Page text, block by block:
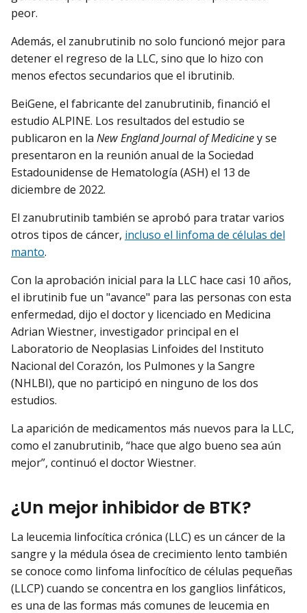
peor.
Además, el zanubrutinib no solo funcionó mejor para
detener el regreso de la LLC, sino que lo hizo con
menos efectos secundarios que el ibrutinib.
BeiGene, el fabricante del zanubrutinib, financió el
estudio ALPINE. Los resultados del estudio se
publicaron en la New England Journal of Mediciney se
presentaron en la reunión anual de la Sociedad
Estadounidense de Hematología (ASH) el 13 de
diciembre de 2022.
El zanubrutinib también se aprobó para tratar varios
otros tipos de cáncer, incluso el linfoma de células del
manto.
Con la aprobación inicial para la LLC hace casi 10 años,
el ibrutinib fue un "avance" para las personas con esta
enfermedad, dijo el doctor y licenciado en Medicina
Adrian Wiestner, investigador principal en el
Laboratorio de Neoplasias Linfoides del Instituto
Nacional del Corazón, los Pulmones y la Sangre
(NHLBI), que no participó en ninguno de los dos
estudios.
La aparición de medicamentos más nuevos para la LLC,
como el zanubrutinib, “hace que algo bueno sea aún
mejor”, continuó el doctor Wiestner.
¿Un mejor inhibidor de BTK?
La leucemia linfocítica crónica (LLC) es un cáncer de la
sangre y la médula ósea de crecimiento lento también
se conoce como linfoma linfocítico de células pequeñas
(LLCP) cuando se concentra en los ganglios linfáticos,
es una de las formas más comunes de leucemia en